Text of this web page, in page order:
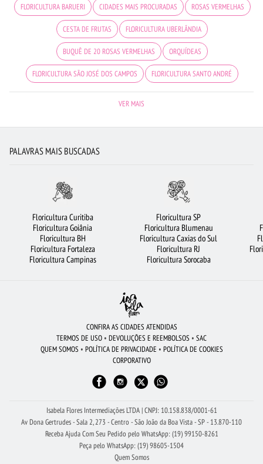
FLORICULTURA BARUERI CIDADES MAIS PROCURADAS ROSAS VERMELHAS
CESTA DE FRUTAS FLORICULTURA UBERLÂNDIA
BUQUÊ DE 20 ROSAS VERMELHAS ORQUÍDEAS
FLORICULTURA SÃO JOSÉ DOS CAMPOS FLORICULTURA SANTO ANDRÉ
FLORES BRANCAS CESTA DE CAFÉ DA MANHÃ
RAMALHETE DE FLORES FLORICULTURA SÃO BERNARDO DO CAMPO
FLORICULTURA BELÉM FLORICULTURA RIBEIRÃO PRETO
BUQUÊS DE FLORES
COROA DE FLORES
ARRANJO DE FLORES LÍRIO FLORICULTURA RECIFE
FLORICULTURA CURITIBA FLORICULTURA GOIÂNIA
BUQUÊ DE ROSAS VERMELHAS FLORICULTURA JOÃO PESSOA
FLORICULTURA SALVADOR FLORICULTURA SP
VER MAIS
PALAVRAS MAIS BUSCADAS
Floricultura Curitiba
Floricultura Goiânia
Floricultura BH
Floricultura Fortaleza
Floricultura Campinas
Floricultura SP
Floricultura Blumenau
Floricultura Caxias do Sul
Floricultura RJ
Floricultura Sorocaba
CONFIRA AS CIDADES ATENDIDAS
TERMOS DE USO • DEVOLUÇÕES E REEMBOLSOS • SAC
QUEM SOMOS • POLÍTICA DE PRIVACIDADE • POLÍTICA DE COOKIES
CORPORATIVO
Isabela Flores Intermediações LTDA | CNPJ: 10.158.838/0001-61
Av Dona Gertrudes - Sala 2, 273 - Centro - São João da Boa Vista - SP - 13.870-110
Receba Ajuda Com Seu Pedido pelo WhatsApp: (19) 99150-8261
Peça pelo WhatsApp: (19) 98605-1504
Quem Somos